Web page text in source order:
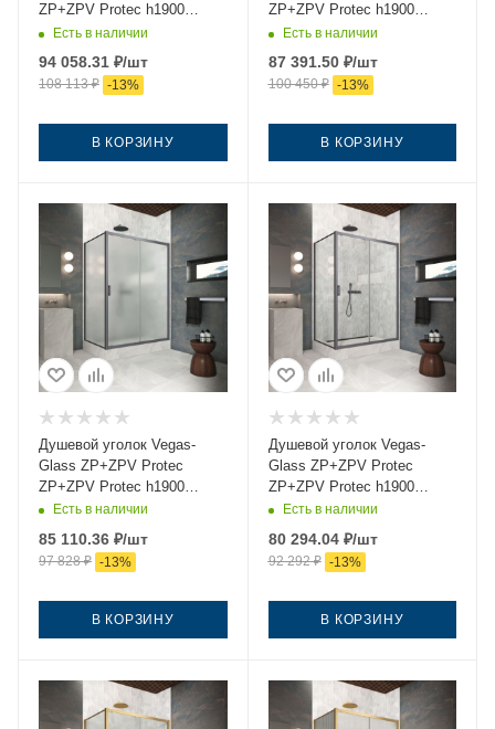
ZP+ZPV Protec h1900
145*100 06 crystalvision
145х100 стекло прозрачное
профиль вороненая сталь
без поддона
Есть в наличии
94 058.31 ₽/шт
108 113₽ -13%
В КОРЗИНУ
ZP+ZPV Protec h1900
145*100 06 07 145х100
стекло тонированное
профиль вороненая сталь
без поддона
Есть в наличии
87 391.50₽/шт
100 450₽ -13%
В КОРЗИНУ
Душевой уголок Vegas-
Glass ZP+ZPV Protec
ZP+ZPV Protec h1900
145*100 06 10 145х100
вороненая сталь без
поддона
Есть в наличии
85 110.36 ₽/шт
97 828₽ -13%
В КОРЗИНУ
Душевой уголок Vegas-
Glass ZP+ZPV Protec
ZP+ZPV Protec h1900
145*100 06 01 145х100
профиль вороненая сталь
без поддона
Есть в наличии
80 294.04₽/шт
92 292₽ -13%
В КОРЗИНУ